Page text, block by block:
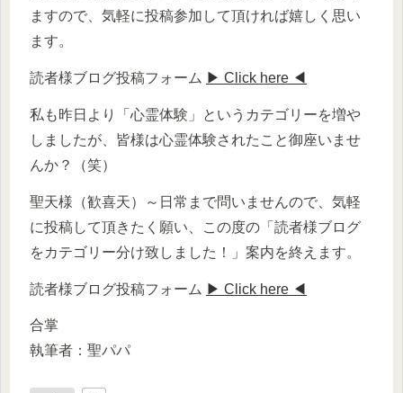
ますので、気軽に投稿参加して頂ければ嬉しく思い
ます。
読者様ブログ投稿フォーム ▶ Click here ◀
私も昨日より「心霊体験」というカテゴリーを増や
しましたが、皆様は心霊体験されたこと御座いませ
んか？（笑）
聖天様（歓喜天）～日常まで問いませんので、気軽
に投稿して頂きたく願い、この度の「読者様ブログ
をカテゴリー分け致しました！」案内を終えます。
読者様ブログ投稿フォーム ▶ Click here ◀
合掌
執筆者：聖パパ